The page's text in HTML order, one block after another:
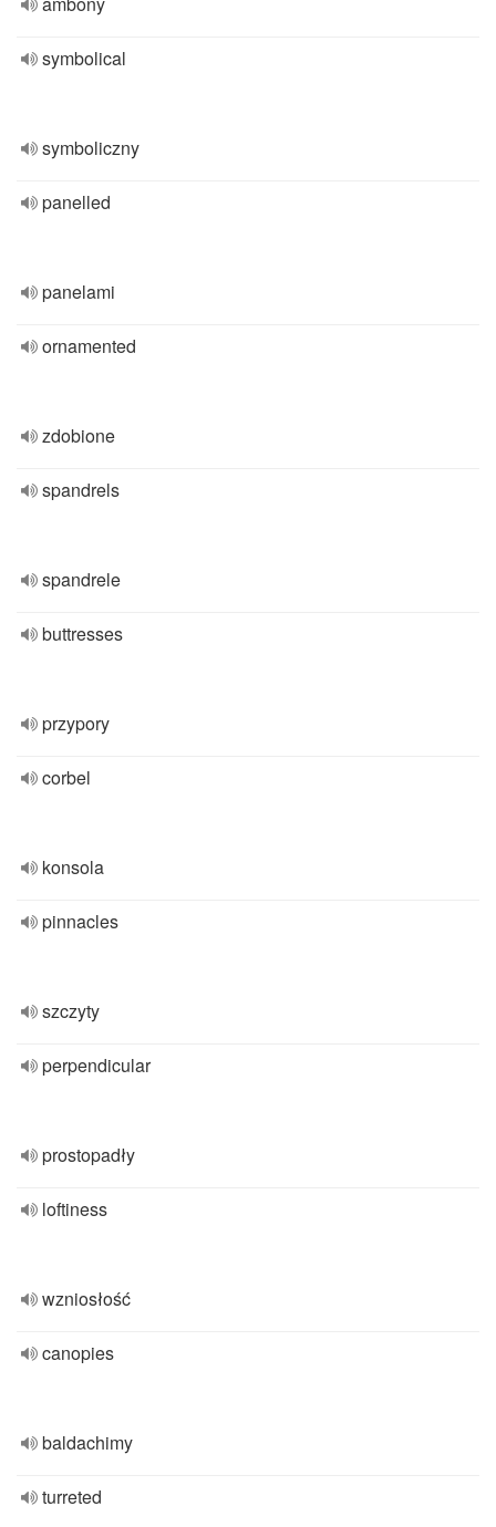
symbolical
symboliczny
panelled
panelami
ornamented
zdobione
spandrels
spandrele
buttresses
przypory
corbel
konsola
pinnacles
szczyty
perpendicular
prostopadły
loftiness
wzniosłość
canopies
baldachimy
turreted